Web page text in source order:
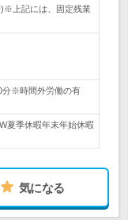
)※上記には、固定残業
分※時間外労働の有
夏季休暇年末年始休暇
気になる